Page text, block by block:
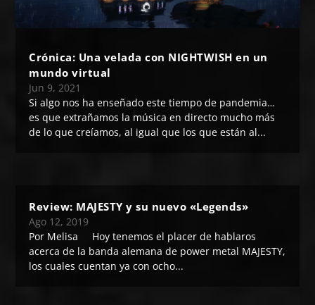
Crónica: Una velada con NIGHTWISH en un
mundo virtual
Jun 9, 2021
Si algo nos ha enseñado este tiempo de pandemia…
es que extrañamos la música en directo mucho más
de lo que creíamos, al igual que los que están al...
Review: MAJESTY y su nuevo «Legends»
Ago 12, 2019
Por Melisa Hoy tenemos el placer de hablaros
acerca de la banda alemana de power metal MAJESTY,
los cuales cuentan ya con ocho...